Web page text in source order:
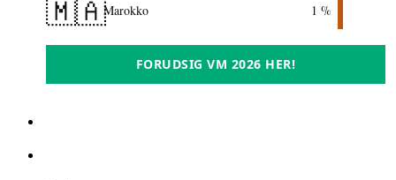
🇲🇦Marokko 1 %
FORUDSIG VM 2026 HER!